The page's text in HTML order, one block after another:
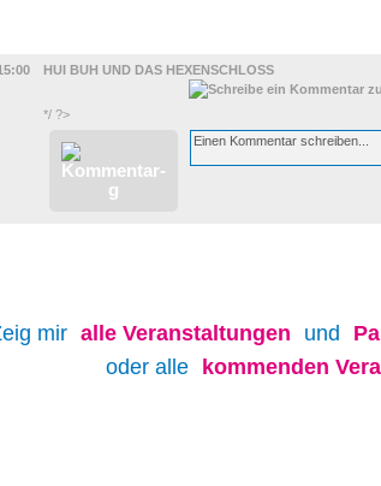
HUI BUH UND DAS HEXENSCHLOSS
*/ ?>
mir alle Veranstaltungen und
oder alle
kommenden